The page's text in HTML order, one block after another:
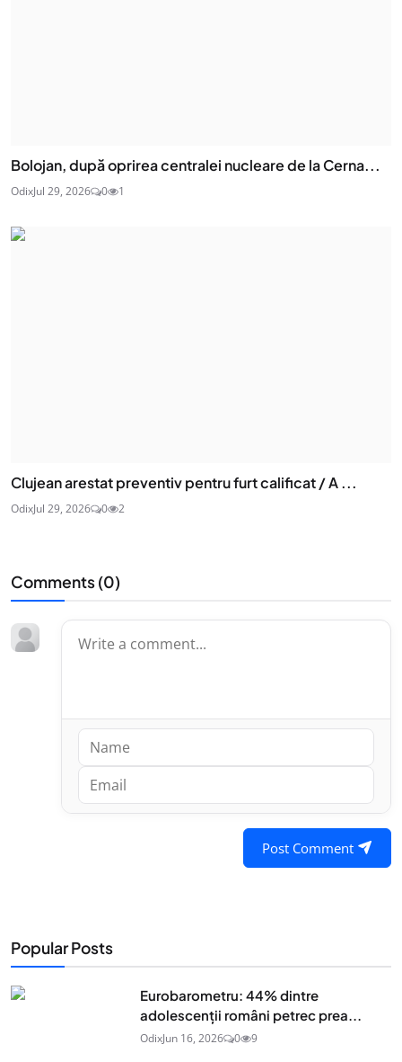
Bolojan, după oprirea centralei nucleare de la Cerna...
OdixJul 29, 2026 0 1
Clujean arestat preventiv pentru furt calificat / A ...
OdixJul 29, 2026 0 2
Comments (0)
Post Comment
Popular Posts
Eurobarometru: 44% dintre
adolescenţii români petrec prea...
OdixJun 16, 2026 0 9